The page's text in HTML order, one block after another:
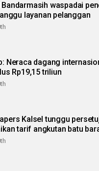
Bandarmasih waspadai
layanan pelanggan
Neraca dagang
Rp19,15 triliun
Kalsel tunggu
tarif angkutan batu